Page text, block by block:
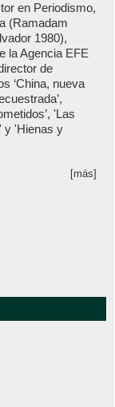
en Periodismo,
(Ramadam
1980),
la Agencia EFE
de
‘China, nueva
'Las
y 'Hienas y
[más]